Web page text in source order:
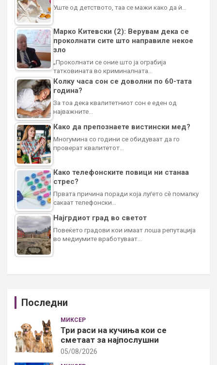
Уште од детството, таа се мажи како да ѝ…
Марко Китевски (2): Верувам дека се
проколнати сите што направиле некое
зло
„Проколнати се оние што ја ограбија
татковината во криминалната…
Колку часа сон се доволни по 60-тата
година?
За тоа дека квалитетниот сон е еден од
најважните…
Како да препознаете вистински мед?
Многумина со години се обидуваат да го
проверат квалитетот…
Како телефонските повици ни станаа
стрес?
Првата причина поради која луѓето сè помалку
сакаат телефонски…
Најгрдиот град во светот
Повеќето градови кои имаат лоша репутација
во медиумите вработуваат…
Последни
МИКСЕР
Три раси на кучиња кои се
сметаат за најпослушни
05/08/2026